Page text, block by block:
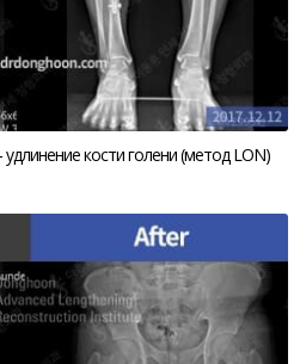
кости голени (метод LON)